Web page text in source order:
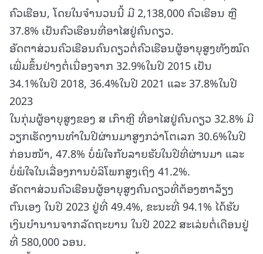
ຄົວເຮືອນ, ໂດຍໃນຈໍານວນນີ້ ມີ 2,138,000 ຄົວເຮືອນ ຫຼື
37.8% ເປັນຄົວເຮືອນທີ່ອາໄສຢູ່ຄົນດຽວ.
ອັດຕາສ່ວນຄົວເຮືອນຄົນດຽວຕໍ່ຄົວເຮືອນຜູ້ອາຍຸສູງທັງໝົດ
ເພີ່ມຂຶ້ນຢ່າງຕໍ່ເນື່ອງຈາກ 32.9%ໃນປີ 2015 ເປັນ
34.1%ໃນປີ 2018, 36.4%ໃນປີ 2021 ແລະ 37.8%ໃນປີ
2023
ໃນກຸ່ມຜູ້ອາຍຸສູງຂອງ ສ ເກົາຫຼີ ທີ່ອາໄສຢູ່ຄົນດຽວ 32.8% ມີ
ວຽກເຮັດງານທຳໃນປີຜ່ານມາສູງກວ່າໂຕເລກ 30.6%ໃນປີ
ກ່ອນໜ້າ, 47.8% ບໍ່ພໍໃຈກັບລາຍຮັບໃນປີທີ່ຜ່ານມາ ແລະ
ບໍ່ພໍໃຈໃນເລື່ອງການບໍລິໂພກສູງເຖິງ 41.2%.
ອັດຕາສ່ວນຄົວເຮືອນຜູ້ອາຍຸສູງຄົນດຽວທີ່ຕ້ອງຫາລ້ຽງ
ຕົນເອງ ໃນປີ 2023 ຢູ່ທີ່ 49.4%, ຂະນະທີ່ 94.1% ໄດ້ຮັບ
ເງິນບໍານານຈາກລັດຖະບານ ໃນປີ 2022 ສະເລ່ຍຕໍ່ເດືອນຢູ່
ທີ່ 580,000 ວອນ.